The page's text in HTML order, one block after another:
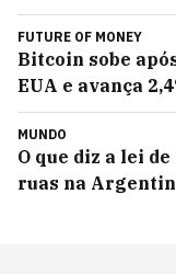
FUTURE OF MONEY
Bitcoin sobe
EUA e avança
MUNDO
O que diz a lei
ruas na